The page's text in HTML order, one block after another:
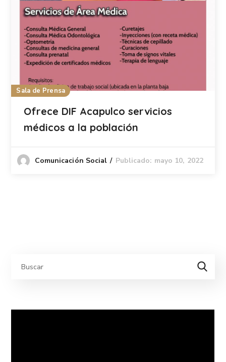
Sala de Prensa
Ofrece DIF Acapulco servicios
médicos a la población
Comunicación Social Publicado: mayo 10, 2022